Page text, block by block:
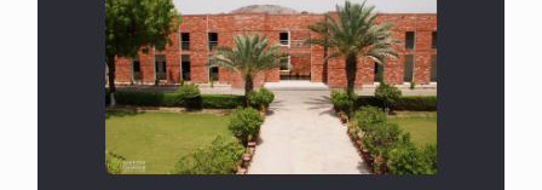
ندوة حول نظام الوصية في الجماعة الأحمدية في
شيتاغونغ – بنغلاديش
متطلَّبات التّحريك الجديد...